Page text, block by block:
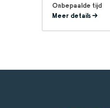
Onbepaalde tijd
Meer details